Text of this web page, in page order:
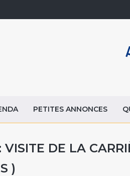
PETITES ANNONCES
VISITE DE LA
)